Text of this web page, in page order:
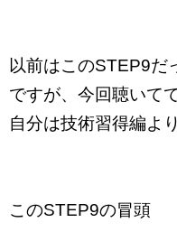
以前はこのSTEP9だ
ですが、今回聴いて
自分は技術習得編よ
このSTEP9の冒頭